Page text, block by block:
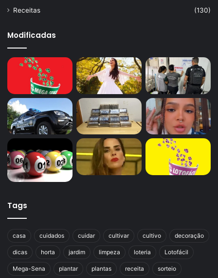
Receitas
(130)
Modificadas
Tags
casa cuidados cuidar cultivar cultivo decoração
dicas horta jardim limpeza loteria Lotofácil
Mega-Sena plantar plantas receita sorteio